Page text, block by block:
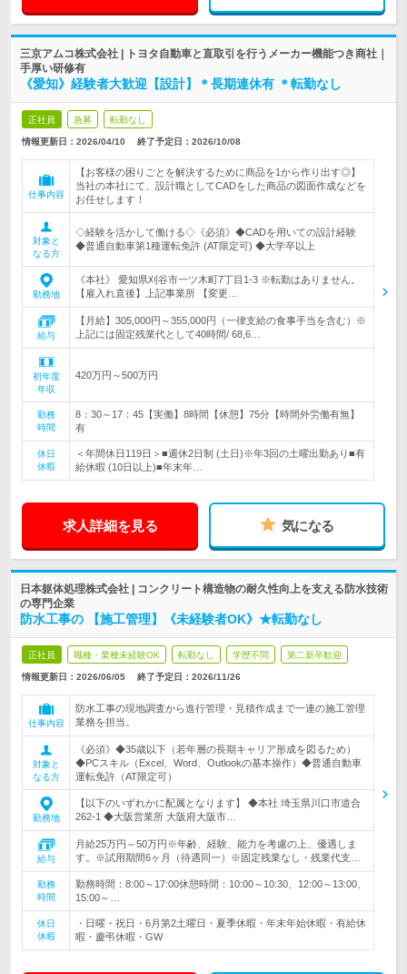
三京アムコ株式会社 | トヨタ自動車と直取引を行うメーカー機能つき商社｜
手厚い研修有
《愛知》経験者大歓迎【設計】＊長期連休有 ＊転勤なし
正社員 急募 転勤なし
情報更新日：2026/04/10 終了予定日： 2026/10/08
仕事内容
【お客様の困りごとを解決するために商品を1から作り出す◎】
当社の本社にて、設計職としてCADをした商品の図面作成などを
お任せします！
対象と
なる方
◇経験を活かして働ける◇《必須》◆CADを用いての設計経験
◆普通自動車第1種運転免許 (AT限定可) ◆大学卒以上
勤務地
《本社》 愛知県刈谷市一ツ木町7丁目1-3 ※転勤はありません。
【雇入れ直後】上記事業所 【変更…
給与
【月給】305,000円～355,000円（一律支給の食事手当を含む）※
上記には固定残業代として40時間/ 68,6…
初年度
年収
420万円～500万円
勤務
時間
8：30～17：45【実働】8時間【休憩】75分【時間外労働有無】
有
休日
休暇
＜年間休日119日＞■週休2日制 (土日)※年3回の土曜出勤あり■有
給休暇 (10日以上)■年末年…
求人詳細を見る 気になる
日本躯体処理株式会社 | コンクリート構造物の耐久性向上を支える防水技術
の専門企業
防水工事の 【施工管理】《未経験者OK》★転勤なし
正社員 職種・業種未経験OK 転勤なし 学歴不問 第二新卒歓迎
情報更新日：2026/06/05 終了予定日： 2026/11/26
仕事内容
防水工事の現地調査から進行管理・見積作成まで一連の施工管理
業務を担当。
対象と
なる方
《必須》◆35歳以下（若年層の長期キャリア形成を図るため）
◆PCスキル（Excel、Word、Outlookの基本操作）◆普通自動車
運転免許（AT限定可）
勤務地
【以下のいずれかに配属となります】 ◆本社 埼玉県川口市道合
262-1 ◆大阪営業所 大阪府大阪市…
給与
月給25万円～50万円※年齢、経験、能力を考慮の上、優遇しま
す。※試用期間6ヶ月（待遇同一）※固定残業なし・残業代支…
勤務
時間
勤務時間：8:00～17:00休憩時間：10:00～10:30、12:00～13:00、
15:00～…
休日
休暇
・日曜・祝日・6月第2土曜日・夏季休暇・年末年始休暇・有給休
暇・慶弔休暇・GW